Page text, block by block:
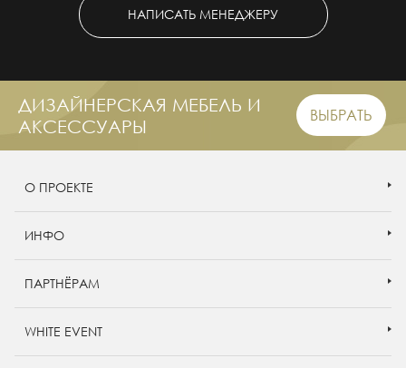
НАПИСАТЬ МЕНЕДЖЕРУ
ДИЗАЙНЕРСКАЯ МЕБЕЛЬ И
АКСЕССУАРЫ
ВЫБРАТЬ
О ПРОЕКТЕ
ИНФО
ПАРТНЁРАМ
WHITE EVENT